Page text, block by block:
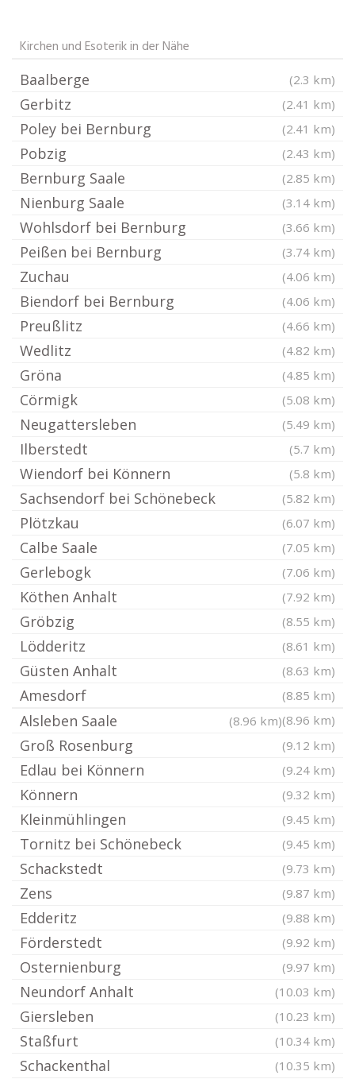
Kirchen und Esoterik in der Nähe
Baalberge (2.3 km)
Gerbitz (2.41 km)
Poley bei Bernburg (2.41 km)
Pobzig (2.43 km)
Bernburg Saale (2.85 km)
Nienburg Saale (3.14 km)
Wohlsdorf bei Bernburg (3.66 km)
Peißen bei Bernburg (3.74 km)
Zuchau (4.06 km)
Biendorf bei Bernburg (4.06 km)
Preußlitz (4.66 km)
Wedlitz (4.82 km)
Gröna (4.85 km)
Cörmigk (5.08 km)
Neugattersleben (5.49 km)
Ilberstedt (5.7 km)
Wiendorf bei Könnern (5.8 km)
Sachsendorf bei Schönebeck (5.82 km)
Plötzkau (6.07 km)
Calbe Saale (7.05 km)
Gerlebogk (7.06 km)
Köthen Anhalt (7.92 km)
Gröbzig (8.55 km)
Lödderitz (8.61 km)
Güsten Anhalt (8.63 km)
Amesdorf
(8.85 km)
(8.96 km)
Alsleben Saale (8.96 km)
Groß Rosenburg (9.12 km)
Edlau bei Könnern (9.24 km)
Könnern (9.32 km)
Kleinmühlingen (9.45 km)
Tornitz bei Schönebeck (9.45 km)
Schackstedt (9.73 km)
Zens (9.87 km)
Edderitz (9.88 km)
Förderstedt (9.92 km)
Osternienburg (9.97 km)
Neundorf Anhalt (10.03 km)
Giersleben (10.23 km)
Staßfurt (10.34 km)
Schackenthal (10.35 km)